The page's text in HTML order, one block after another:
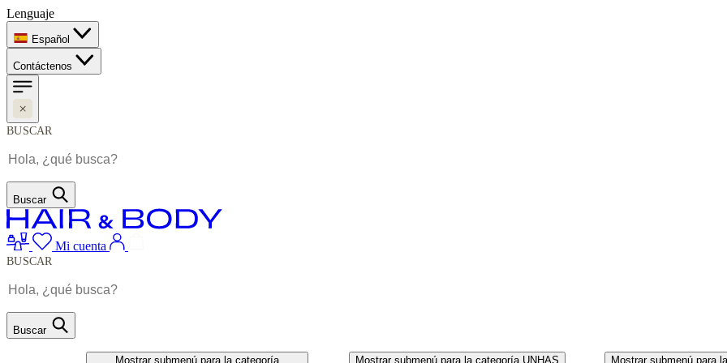
Lenguaje
Español
Contáctenos
BUSCAR
Buscar
Mi cuenta
BUSCAR
Buscar
Mostrar submenú para la categoría
Mostrar submenú para la categoría UNHAS Mostrar submenú para